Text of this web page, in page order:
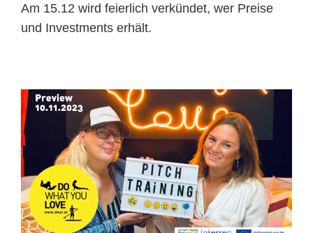
Am 15.12 wird feierlich verkündet, wer Preise
und Investments erhält.